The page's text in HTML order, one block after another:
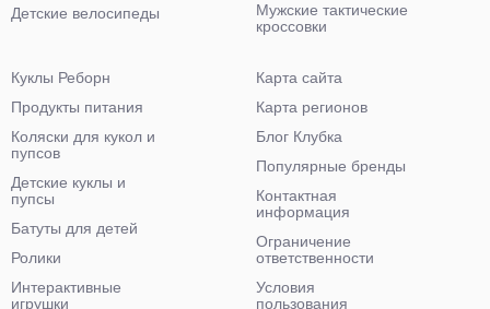
Детские велосипеды
Мужские тактические
кроссовки
Куклы Реборн
Продукты питания
Коляски для кукол и
пупсов
Детские куклы и
пупсы
Батуты для детей
Ролики
Интерактивные
игрушки
Карта сайта
Карта регионов
Блог Клубка
Популярные бренды
Контактная
информация
Ограничение
ответственности
Условия
пользования